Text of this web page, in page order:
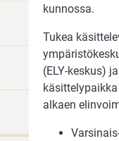
kunnossa.
Tukea
(ELY-keskus)
alkaen